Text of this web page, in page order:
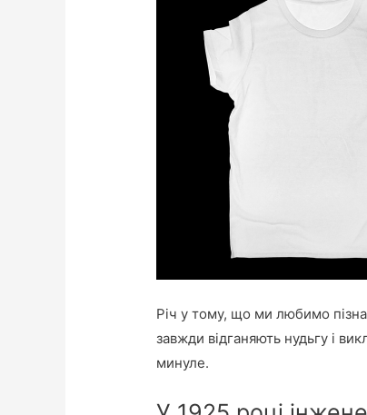
Річ у тому, що ми любимо
завжди відганяють нудьгу і
минуле.